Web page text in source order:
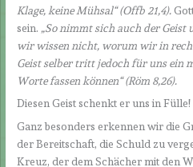
Klage, keine Mühsal“ (Offb 21,4).
sein. „So nimmt sich auch der Geist
wir wissen nicht, worum wir in
Geist selber tritt jedoch für uns ein
Worte fassen können“ (Röm 8,26).
Diesen Geist schenkt er uns in Fülle!
Ganz besonders erkennen wir die
der Bereitschaft, die Schuld zu
Kreuz, der dem Schächer mit den